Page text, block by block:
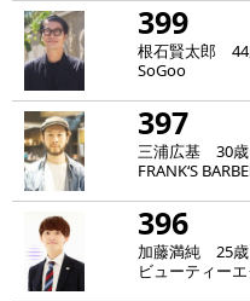
399
根石賢太郎
SoGoo
397
三浦広基 30歳
FRANK‘S
396
加藤満純 25歳
ビューティー